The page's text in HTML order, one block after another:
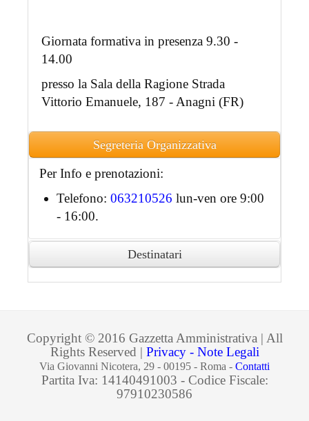
Giornata formativa in presenza 9.30 -
14.00
presso la Sala della Ragione Strada
Vittorio Emanuele, 187 - Anagni (FR)
Segreteria Organizzativa
Per Info e prenotazioni:
Telefono: 063210526 lun-ven ore 9:00
- 16:00.
Destinatari
Ai partecipanti accreditati sarà rilasciato
Copyright © 2016 Gazzetta Amministrativa | All
Rights Reserved | Privacy - Note Legali
Via Giovanni Nicotera, 29 - 00195 - Roma - Contatti
Partita Iva: 14140491003 - Codice Fiscale:
97910230586